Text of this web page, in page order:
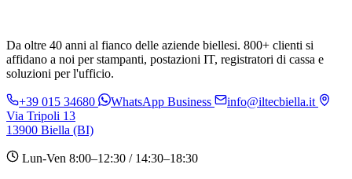
Da oltre 40 anni al fianco delle aziende biellesi. 800+ clienti si
affidano a noi per stampanti, postazioni IT, registratori di cassa e
soluzioni per l'ufficio.
+39 015 34680 WhatsApp Business
info@iltecbiella.it
Via Tripoli 13
13900 Biella (BI)
Lun-Ven 8:00–12:30 / 14:30–18:30